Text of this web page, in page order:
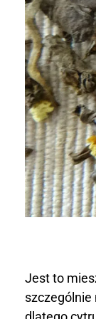
Jest to
szczególnie